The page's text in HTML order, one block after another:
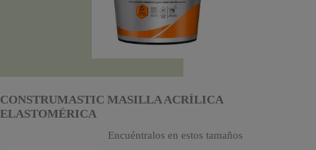
CONSTRUMASTIC MASILLA ACRÍLICA
ELASTOMÉRICA
Encuéntralos en estos tamaños